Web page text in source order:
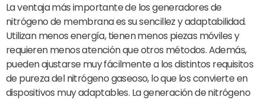
La ventaja más importante de los generadores de
nitrógeno de membrana es su sencillez y adaptabilidad.
Utilizan menos energía, tienen menos piezas móviles y
requieren menos atención que otros métodos. Además,
pueden ajustarse muy fácilmente a los distintos requisitos
de pureza del nitrógeno gaseoso, lo que los convierte en
dispositivos muy adaptables. La generación de nitrógeno